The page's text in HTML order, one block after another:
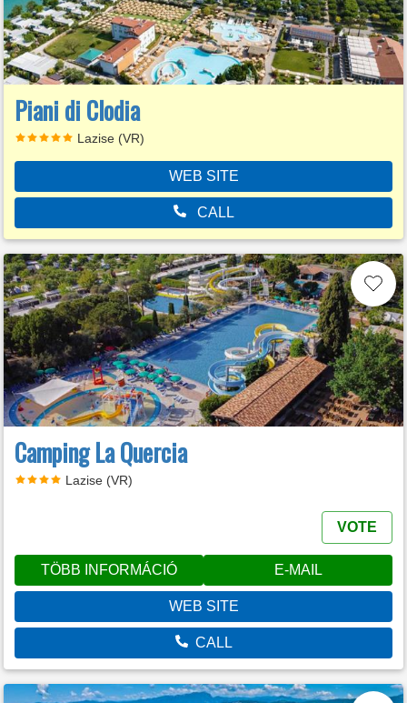
Piani di Clodia
Lazise (VR)
WEB SITE
CALL
Camping La Quercia
Lazise (VR)
VOTE
TÖBB INFORMÁCIÓ E-MAIL
WEB SITE
CALL